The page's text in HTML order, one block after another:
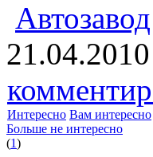
Автозавод
Интересно Вам интересно
Больше не интересно
(1)